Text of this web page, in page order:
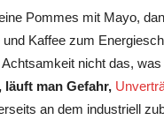
Pommes mit Mayo,
Kaffee zum
nicht das,
man Gefahr,
an dem industriell